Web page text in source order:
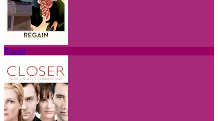
Regain